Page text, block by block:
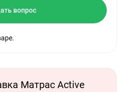
вопрос
Матрас Active